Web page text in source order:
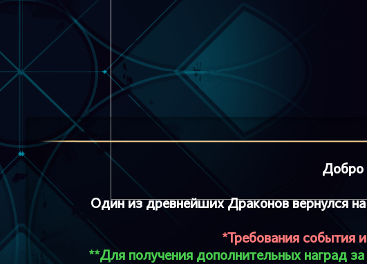
Добро
Один из древнейших Драконов вернулся
*Требования события
**Для получения дополнительных наград